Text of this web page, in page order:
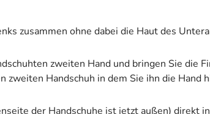
zusammen ohne dabei die Haut des
zweiten Hand und bringen Sie die
Handschuh in dem Sie ihn die Hand
der Handschuhe ist jetzt außen) direkt